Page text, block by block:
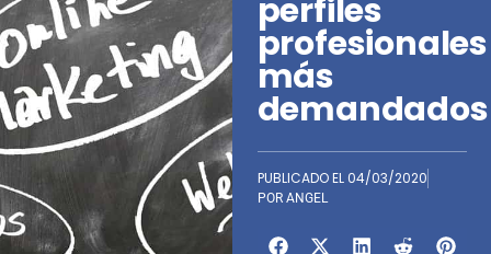
perfiles
profesionales
más
demandados
PUBLICADO EL 04/03/2020
POR ANGEL